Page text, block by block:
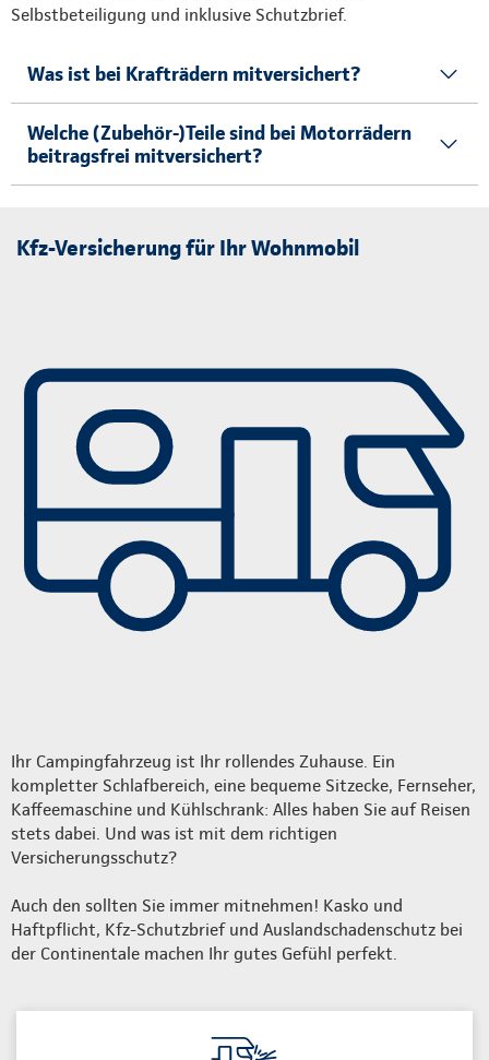
Selbstbeteiligung und inklusive Schutzbrief.
Was ist bei Krafträdern mitversichert?
Welche (Zubehör-)Teile sind bei Motorrädern
beitragsfrei mitversichert?
Kfz-Versicherung für Ihr Wohnmobil
Ihr Campingfahrzeug ist Ihr rollendes Zuhause. Ein
kompletter Schlafbereich, eine bequeme Sitzecke, Fernseher,
Kaffeemaschine und Kühlschrank: Alles haben Sie auf Reisen
stets dabei. Und was ist mit dem richtigen
Versicherungsschutz?
Auch den sollten Sie immer mitnehmen! Kasko und
Haftpflicht, Kfz-Schutzbrief und Auslandschadenschutz bei
der Continentale machen Ihr gutes Gefühl perfekt.